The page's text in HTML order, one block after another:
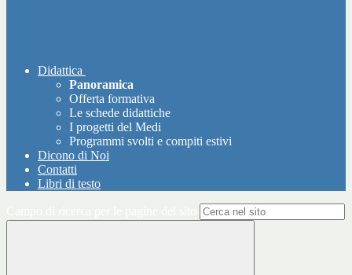
Didattica
Panoramica
Offerta formativa
Le schede didattiche
I progetti del Medi
Programmi svolti e compiti estivi
Dicono di Noi
Contatti
Libri di testo